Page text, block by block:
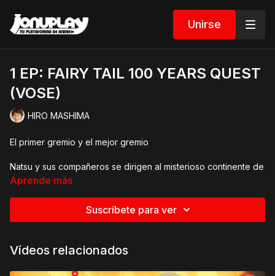
Unirse
1 EP: FAIRY TAIL 100 YEARS QUEST
(VOSE)
HIRO MASHIMA
El primer gremio y el mejor gremio
Natsu y sus compañeros se dirigen al misterioso continente de
Guiltina, donde el anciano Elefseria les encomienda la Misión
que consiste en "detener" a los cinco dragones divinos.
Aprende más
Suscríbete para ver
Vídeos relacionados